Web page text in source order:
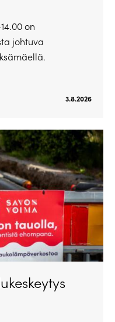
on
johtuva
3.8.2026